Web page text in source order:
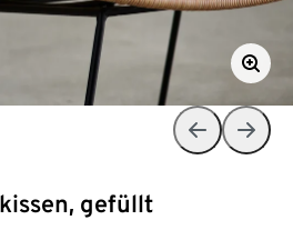
gefüllt